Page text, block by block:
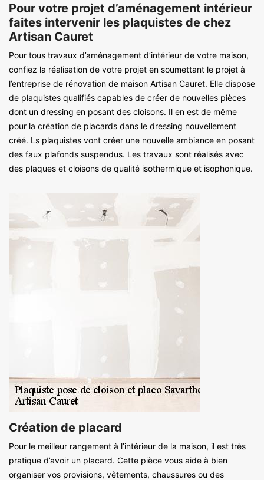
Pour votre projet d’aménagement intérieur
faites intervenir les plaquistes de chez
Artisan Cauret
Pour tous travaux d’aménagement d’intérieur de votre maison,
confiez la réalisation de votre projet en soumettant le projet à
l’entreprise de rénovation de maison Artisan Cauret. Elle dispose
de plaquistes qualifiés capables de créer de nouvelles pièces
dont un dressing en posant des cloisons. Il en est de même
pour la création de placards dans le dressing nouvellement
créé. Ls plaquistes vont créer une nouvelle ambiance en posant
des faux plafonds suspendus. Les travaux sont réalisés avec
des plaques et cloisons de qualité isothermique et isophonique.
Création de placard
Pour le meilleur rangement à l’intérieur de la maison, il est très
pratique d’avoir un placard. Cette pièce vous aide à bien
organiser vos provisions, vêtements, chaussures ou des